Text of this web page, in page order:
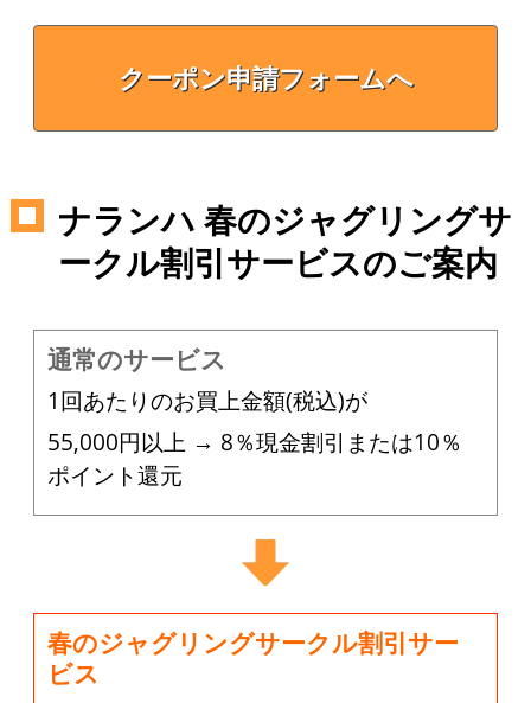
クーポン申請フォームへ
ナランハ 春のジャグリングサ
ークル割引サービスのご案内
通常のサービス
1回あたりのお買上金額(税込)が
55,000円以上 → 8％現金割引または10％
ポイント還元
春のジャグリングサークル割引サー
ビス